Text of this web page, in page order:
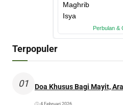
Terpopuler
01 Doa Khusus Bagi Mayit,